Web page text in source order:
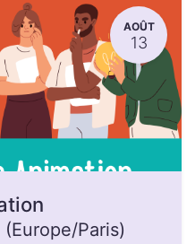
AOÛT
13
(Europe/Paris)